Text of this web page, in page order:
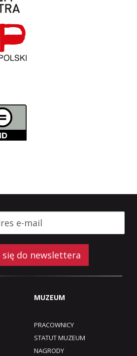
się do newslettera
MUZEUM
PRACOWNICY
STATUT MUZEUM
NAGRODY